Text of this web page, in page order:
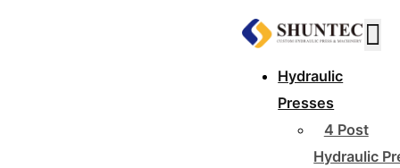
Hydraulic
Presses
4 Post
Hydraulic